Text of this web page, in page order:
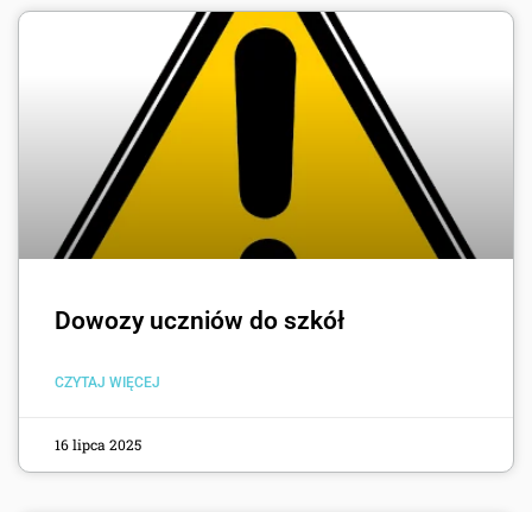
Dowozy uczniów do szkół
CZYTAJ WIĘCEJ
16 lipca 2025